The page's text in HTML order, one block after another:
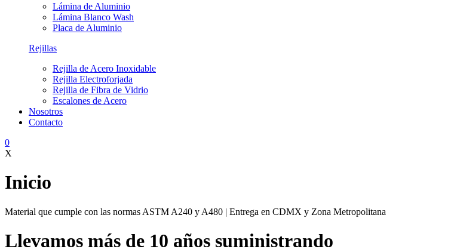
Lámina de Aluminio
Lámina Blanco Wash
Placa de Aluminio
Rejillas
Rejilla de Acero Inoxidable
Rejilla Electroforjada
Rejilla de Fibra de Vidrio
Escalones de Acero
Nosotros
Contacto
0
X
Inicio
Material que cumple con las normas ASTM A240 y A480 | Entrega en CDMX y Zona Metropolitana
Llevamos más de 10 años suministrando